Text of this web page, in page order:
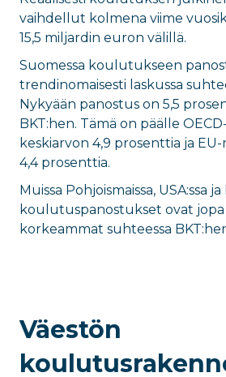
vaihdellut kolmena viime
15,5 miljardin euron välillä.
Suomessa koulutukseen
trendinomaisesti laskussa
Nykyään panostus on 5,5
BKT:hen. Tämä on päälle
keskiarvon 4,9 prosenttia ja
4,4 prosenttia.
Muissa Pohjoismaissa, USA:ssa
koulutuspanostukset ovat
korkeammat suhteessa
Väestön